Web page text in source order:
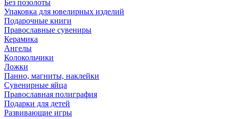
Без позолоты
Упаковка для ювелирных изделий
Подарочные книги
Православные сувениры
Керамика
Ангелы
Колокольчики
Ложки
Панно, магниты, наклейки
Сувенирные яйца
Православная полиграфия
Подарки для детей
Развивающие игры